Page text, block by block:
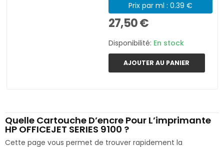
Prix par ml : 0.39 €
27,50 €
Disponibilité: En stock
AJOUTER AU PANIER
Quelle Cartouche D’encre Pour L’imprimante
HP OFFICEJET SERIES 9100 ?
Cette page vous permet de trouver rapidement la